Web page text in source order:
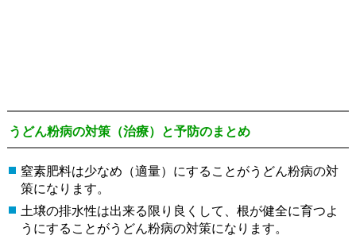
うどん粉病の対策（治療）と予防のまとめ
窒素肥料は少なめ（適量）にすることがうどん粉病の対
策になります。
土壌の排水性は出来る限り良くして、根が健全に育つよ
うにすることがうどん粉病の対策になります。